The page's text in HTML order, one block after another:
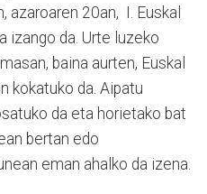
azaroaren 20an, I. Euskal
izango da. Urte luzeko
baina aurten, Euskal
kokatuko da. Aipatu
da eta horietako bat
bertan edo
eman ahalko da izena.